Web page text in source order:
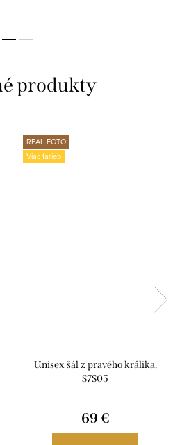
REAL FOTO
Viac farieb
Unisex šál z pravého králika,
S7S05
69 €